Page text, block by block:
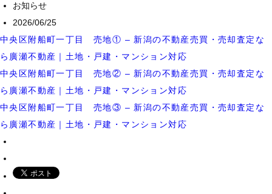
お知らせ
2026/06/25
中央区附船町一丁目 売地① – 新潟の不動産売買・売却査定な
ら廣瀬不動産｜土地・戸建・マンション対応
中央区附船町一丁目 売地② – 新潟の不動産売買・売却査定な
ら廣瀬不動産｜土地・戸建・マンション対応
中央区附船町一丁目 売地③ – 新潟の不動産売買・売却査定な
ら廣瀬不動産｜土地・戸建・マンション対応